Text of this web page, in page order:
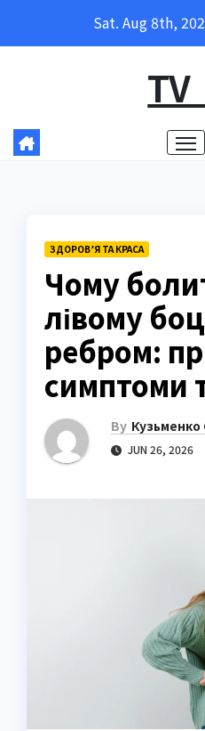
Sat. Aug 8th,
ЗДОРОВ’Я ТА КРАСА
Чому
лівому
ребром:
симптоми
By Кузьменко
JUN 26, 2026